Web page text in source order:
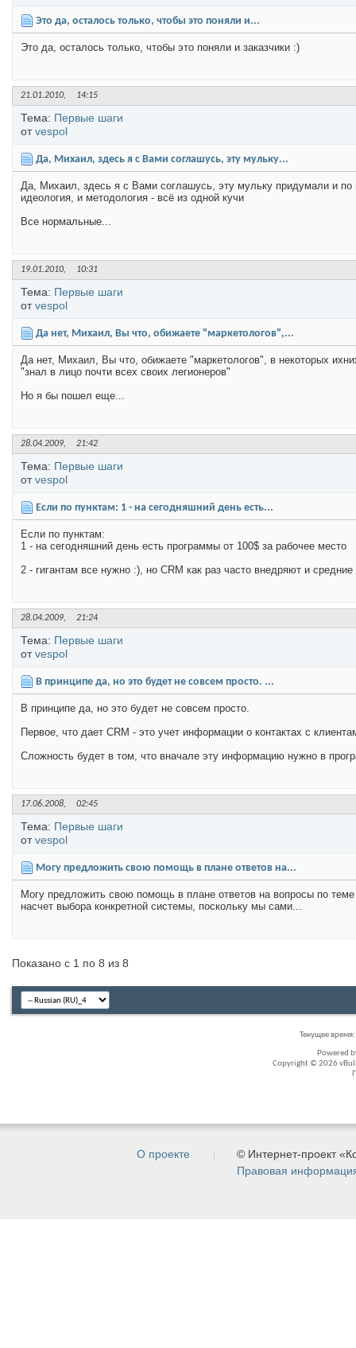
Это да, осталось только, чтобы это поняли и...
Это да, осталось только, чтобы это поняли и заказчики :)
21.01.2010, 14:15
Тема: Первые шаги
отvespol
Да, Михаил, здесь я с Вами соглашусь, эту мульку...
Да, Михаил, здесь я с Вами соглашусь, эту мульку придумали и по
идеология, и методология - всё из одной кучи
Все нормальные...
19.01.2010, 10:31
Тема: Первые шаги
отvespol
Да нет, Михаил, Вы что, обижаете "маркетологов",...
Да нет, Михаил, Вы что, обижаете "маркетологов", в некоторых
"знал в лицо почти всех своих легионеров"
Но я бы пошел еще...
28.04.2009, 21:42
Тема: Первые шаги
отvespol
Если по пунктам: 1 - на сегодняшний день есть...
Если по пунктам:
1 - на сегодняшний день есть программы от 100$ за рабочее место
2 - гигантам все нужно :), но CRM как раз часто внедряют и
28.04.2009, 21:24
Тема: Первые шаги
отvespol
В принципе да, но это будет не совсем просто. ...
В принципе да, но это будет не совсем просто.
Первое, что дает CRM - это учет информации о контактах с
Сложность будет в том, что вначале эту информацию нужно в
17.06.2008, 02:45
Тема: Первые шаги
отvespol
Могу предложить свою помощь в плане ответов на...
Могу предложить свою помощь в плане ответов на вопросы по
насчет выбора конкретной системы, поскольку мы сами...
Показано с 1 по 8 из 8
Текущее время:
Powered
Copyright © 2026
О проекте
© Интернет-проект
Правовая